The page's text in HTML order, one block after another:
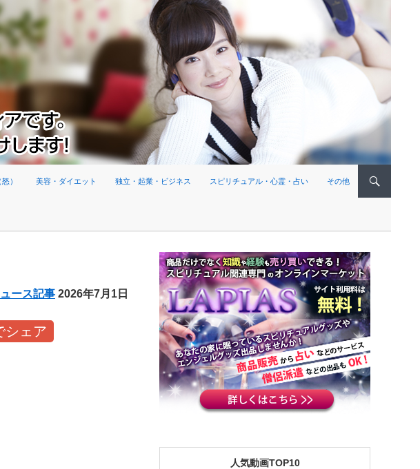
） 美容・ダイエット 独立・起業・ビジネス スピリチュアル・心霊・占い その他
ース記事 2026年7月1日
シェア
人気動画TOP10